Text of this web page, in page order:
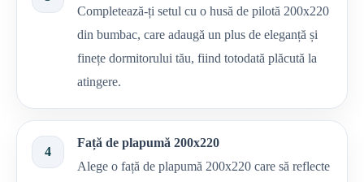
Completează-ți setul cu o husă de pilotă 200x220
din bumbac, care adaugă un plus de eleganță și
finețe dormitorului tău, fiind totodată plăcută la
atingere.
4
Față de plapumă 200x220
Alege o față de plapumă 200x220 care să reflecte